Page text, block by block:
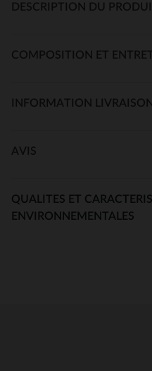
DESCRIPTION DU
COMPOSITION ET
INFORMATION
AVIS
QUALITES ET
ENVIRONNEMENTALES